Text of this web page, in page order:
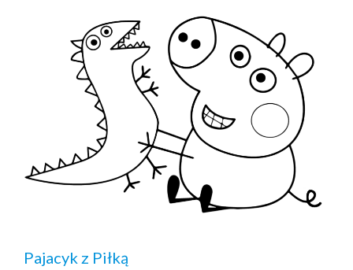
Pajacyk z Piłką